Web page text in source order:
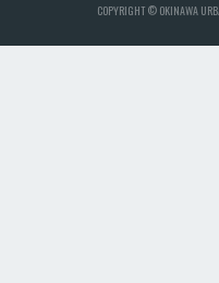
COPYRIGHT © OKINAWA